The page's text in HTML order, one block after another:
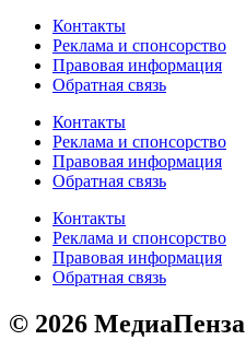
Контакты
Реклама и спонсорство
Правовая информация
Обратная связь
Контакты
Реклама и спонсорство
Правовая информация
Обратная связь
Контакты
Реклама и спонсорство
Правовая информация
Обратная связь
© 2026 МедиаПенза